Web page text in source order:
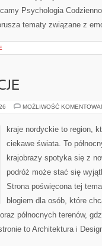
Psychologia
tematy związane z
MOŻLIWOŚĆ
kraje nordyckie to region,
ciekawe świata. To
krajobrazy spotyka się z
podróż może stać się
Strona poświęcona tej
blogiem dla osób, które
północnych terenów,
to Architektura i